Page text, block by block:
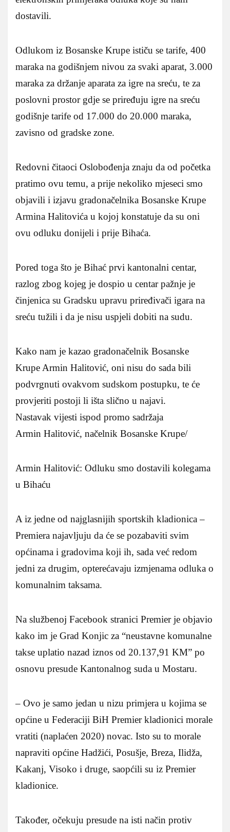
dostavili.
Odlukom iz Bosanske Krupe ističu se tarife, 400
maraka na godišnjem nivou za svaki aparat, 3.000
maraka za držanje aparata za igre na sreću, te za
poslovni prostor gdje se priređuju igre na sreću
godišnje tarife od 17.000 do 20.000 maraka,
zavisno od gradske zone.
Redovni čitaoci Oslobođenja znaju da od početka
pratimo ovu temu, a prije nekoliko mjeseci smo
objavili i izjavu gradonačelnika Bosanske Krupe
Armina Halitovića u kojoj konstatuje da su oni
ovu odluku donijeli i prije Bihaća.
Pored toga što je Bihać prvi kantonalni centar,
razlog zbog kojeg je dospio u centar pažnje je
činjenica su Gradsku upravu priređivači igara na
sreću tužili i da je nisu uspjeli dobiti na sudu.
Kako nam je kazao gradonačelnik Bosanske
Krupe Armin Halitović, oni nisu do sada bili
podvrgnuti ovakvom sudskom postupku, te će
provjeriti postoji li išta slično u najavi.
Nastavak vijesti ispod promo sadržaja
Armin Halitović, načelnik Bosanske Krupe/
Armin Halitović: Odluku smo dostavili kolegama
u Bihaću
A iz jedne od najglasnijih sportskih kladionica –
Premiera najavljuju da će se pozabaviti svim
općinama i gradovima koji ih, sada već redom
jedni za drugim, opterećavaju izmjenama odluka o
komunalnim taksama.
Na službenoj Facebook stranici Premier je objavio
kako im je Grad Konjic za “neustavne komunalne
takse uplatio nazad iznos od 20.137,91 KM” po
osnovu presude Kantonalnog suda u Mostaru.
– Ovo je samo jedan u nizu primjera u kojima se
općine u Federaciji BiH Premier kladionici morale
vratiti (naplaćen 2020) novac. Isto su to morale
napraviti općine Hadžići, Posušje, Breza, Ilidža,
Kakanj, Visoko i druge, saopćili su iz Premier
kladionice.
Također, očekuju presude na isti način protiv